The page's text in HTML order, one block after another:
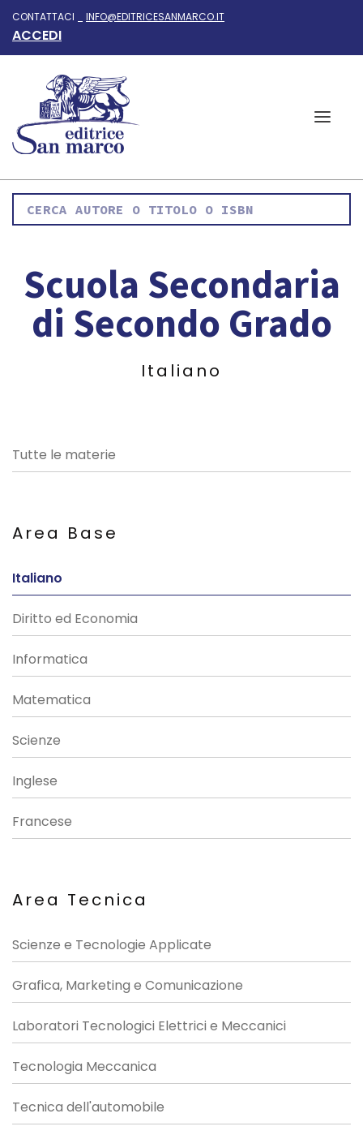
CONTATTACI _ INFO@EDITRICESANMARCO.IT
ACCEDI
Scuola Secondaria
di Secondo Grado
Italiano
Tutte le materie
Area Base
Italiano
Diritto ed Economia
Informatica
Matematica
Scienze
Inglese
Francese
Area Tecnica
Scienze e Tecnologie Applicate
Grafica, Marketing e Comunicazione
Laboratori Tecnologici Elettrici e Meccanici
Tecnologia Meccanica
Tecnica dell'automobile